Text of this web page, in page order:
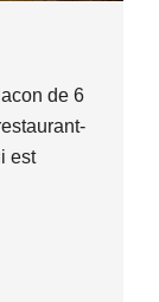
de 6
est